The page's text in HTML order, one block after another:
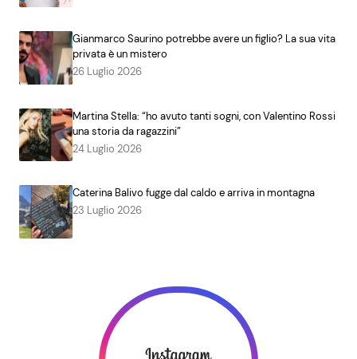
Gianmarco Saurino potrebbe avere un figlio? La sua vita
privata è un mistero
26 Luglio 2026
Martina Stella: “ho avuto tanti sogni, con Valentino Rossi
una storia da ragazzini”
24 Luglio 2026
Caterina Balivo fugge dal caldo e arriva in montagna
23 Luglio 2026